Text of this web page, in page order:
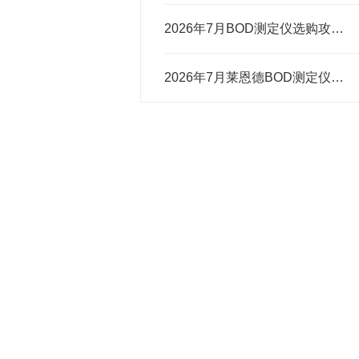
2026年7月BOD测定仪选购攻略 莱恩德与进口品牌对比
2026年7月莱恩德BOD测定仪选购攻略 适配多类水质检测场景